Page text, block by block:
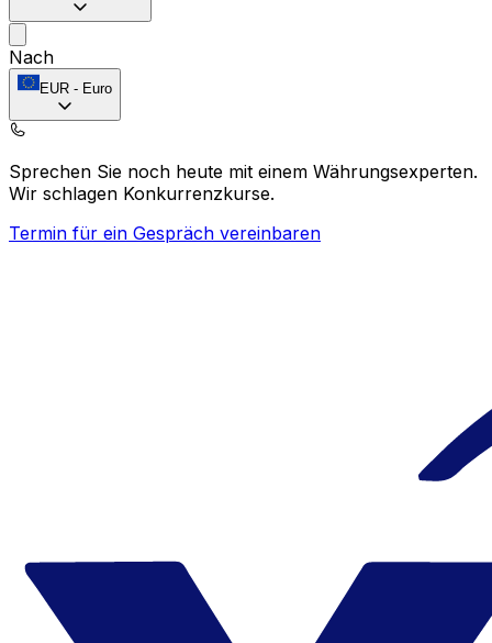
Nach
EUR - Euro
Sprechen Sie noch heute mit einem Währungsexperten.
Wir schlagen Konkurrenzkurse.
Termin für ein Gespräch vereinbaren